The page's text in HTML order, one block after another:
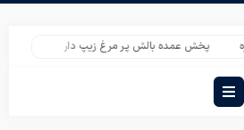
پخش عمده بالش پر مرغ زیپ دار قیمت عمده